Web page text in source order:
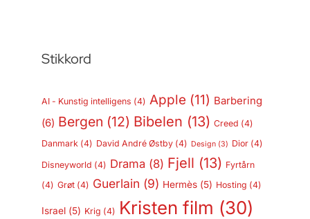
Stikkord
AI - Kunstig intelligens (4) Apple (11) Barbering
(6) Bergen (12) Bibelen (13) Creed (4)
Danmark (4) David André Østby(4) Design(3) Dior(4)
Disneyworld (4) Drama (8) Fjell (13) Fyrtårn
(4) Grøt(4) Guerlain (9) Hermès(5) Hosting (4)
Israel(5) Krig (4) Kristen film (30)